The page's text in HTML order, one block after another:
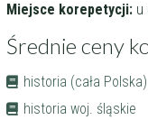
Miejsce korepetycji: u
Średnie ceny
historia (cała Polska)
historia woj. śląskie